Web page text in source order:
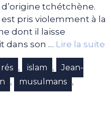
tchétchène.
pris violemment à la
dont il laisse
dans son … Lire la suite
, islam ,
Jean-
, musulmans ,